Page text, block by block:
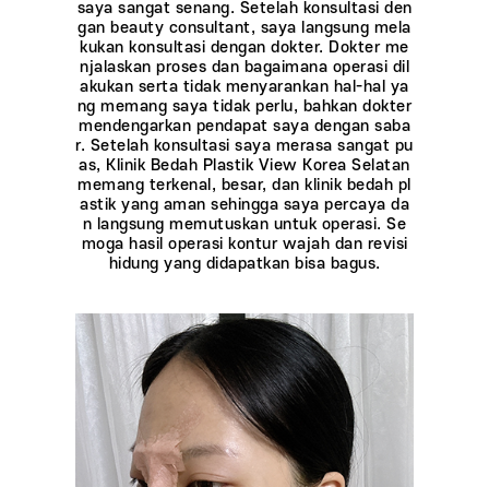
saya sangat senang. Setelah konsultasi den
gan beauty consultant, saya langsung mela
kukan konsultasi dengan dokter. Dokter me
njalaskan proses dan bagaimana operasi dil
akukan serta tidak menyarankan hal-hal ya
ng memang saya tidak perlu, bahkan dokter
mendengarkan pendapat saya dengan saba
r. Setelah konsultasi saya merasa sangat pu
as, Klinik Bedah Plastik View Korea Selatan
memang terkenal, besar, dan klinik bedah pl
astik yang aman sehingga saya percaya da
n langsung memutuskan untuk operasi. Se
moga hasil operasi kontur wajah dan revisi
hidung yang didapatkan bisa bagus.